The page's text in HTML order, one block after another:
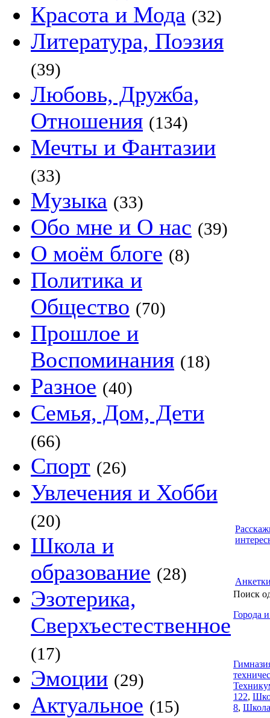
Красота и Мода (32)
Литература, Поэзия
(39)
Любовь, Дружба,
Отношения (134)
Мечты и Фантазии
(33)
Музыка (33)
Обо мне и О нас (39)
О моём блоге (8)
Политика и
Общество (70)
Прошлое и
Воспоминания (18)
Разное (40)
Семья, Дом, Дети
(66)
Спорт (26)
Увлечения и Хобби
(20)
Школа и
образование (28)
Эзотерика,
Сверхъестественное
(17)
Эмоции (29)
Актуальное (15)
Поиск
Города
122,
8,